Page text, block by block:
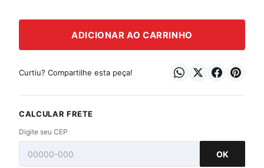
ADICIONAR AO CARRINHO
Curtiu? Compartilhe esta peça!
CALCULAR FRETE
Digite seu CEP
OK